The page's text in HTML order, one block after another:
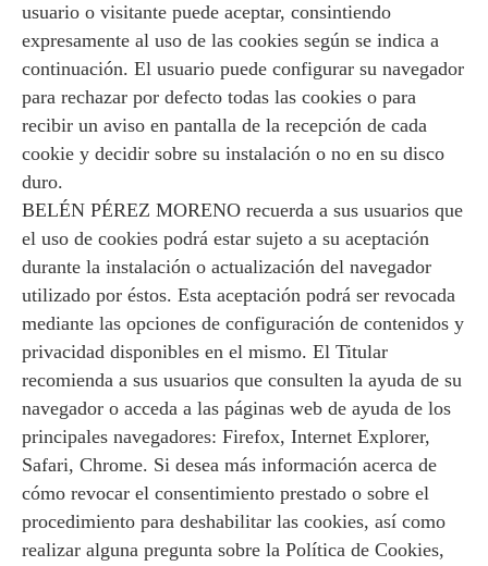
usuario o visitante puede aceptar, consintiendo
expresamente al uso de las cookies según se indica a
continuación. El usuario puede configurar su navegador
para rechazar por defecto todas las cookies o para
recibir un aviso en pantalla de la recepción de cada
cookie y decidir sobre su instalación o no en su disco
duro.
BELÉN PÉREZ MORENO recuerda a sus usuarios que
el uso de cookies podrá estar sujeto a su aceptación
durante la instalación o actualización del navegador
utilizado por éstos. Esta aceptación podrá ser revocada
mediante las opciones de configuración de contenidos y
privacidad disponibles en el mismo. El Titular
recomienda a sus usuarios que consulten la ayuda de su
navegador o acceda a las páginas web de ayuda de los
principales navegadores: Firefox, Internet Explorer,
Safari, Chrome. Si desea más información acerca de
cómo revocar el consentimiento prestado o sobre el
procedimiento para deshabilitar las cookies, así como
realizar alguna pregunta sobre la Política de Cookies,